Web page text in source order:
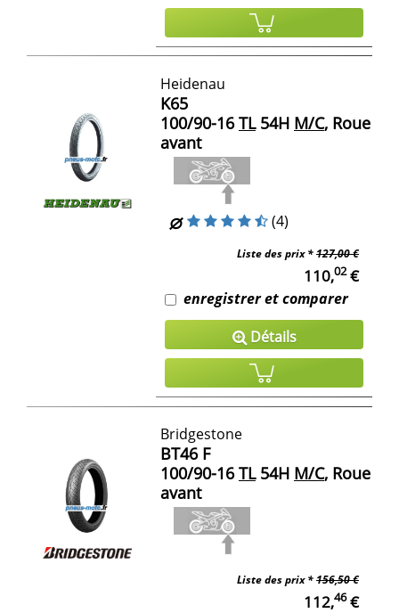
Heidenau
K65
100/90-16 TL54H M/C, Roue
avant
(4)
Liste des prix *127,00 €
110,02€
enregistrer et comparer
Détails
Bridgestone
BT46 F
100/90-16 TL54H M/C, Roue
avant
Liste des prix *156,50 €
112,46€